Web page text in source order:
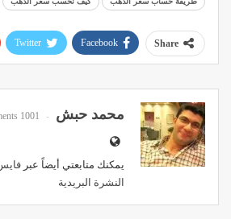
Share
Facebook
Twitter
محمد حبش 1001 Posts
يمكنك متابعتي أيضاً عبر
النشرة البريدية